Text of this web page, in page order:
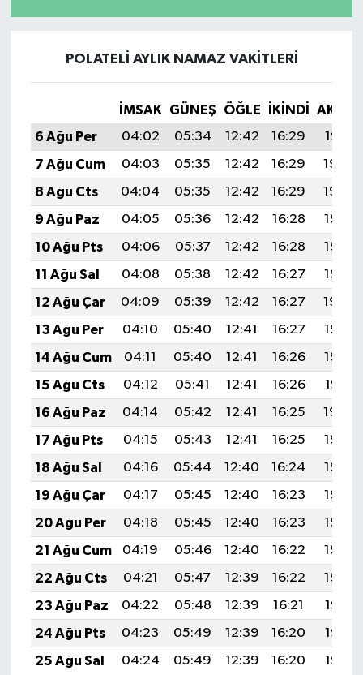
POLATELI AYLIK NAMAZ VAKITLERI
İMSAK GÜNEŞ ÖĞLE İKINDI
6 Ağu Per
04:02 05:34 12:42 16:29
19:41
7 Ağu Cum
04:03 05:35 12:42 16:29
19:40
8 Ağu Cts
04:04 05:35 12:42 16:29
19:39
9 Ağu Paz
04:05 05:36 12:42 16:28
19:38
10 Ağu Pts
04:06 05:37 12:42 16:28
19:37
11 Ağu Sal
04:08 05:38 12:42 16:27
19:36
12 Ağu Çar
04:09 05:39 12:42 16:27
19:34
13 Ağu Per
04:10 05:40 12:41 16:27
19:33
14 Ağu Cum
04:11 05:40 12:41 16:26
19:32
15 Ağu Cts
04:12 05:41 12:41 16:26
19:31
16 Ağu Paz
04:14 05:42 12:41 16:25
19:30
17 Ağu Pts
04:15 05:43 12:41 16:25
19:28
18 Ağu Sal
04:16 05:44 12:40 16:24
19:27
19 Ağu Çar
04:17 05:45 12:40 16:23
19:26
20 Ağu Per
04:18 05:45 12:40 16:23
19:25
21 Ağu Cum
04:19 05:46 12:40 16:22
19:23
22 Ağu Cts
04:21 05:47 12:39 16:22
19:22
23 Ağu Paz
04:22 05:48 12:39 16:21
19:21
24 Ağu Pts
04:23 05:49 12:39 16:20
19:19
25 Ağu Sal
04:24 05:49 12:39 16:20 19:18